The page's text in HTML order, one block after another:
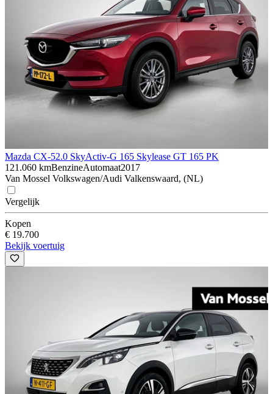
Mazda CX-52.0 SkyActiv-G 165 Skylease GT 165 PK
121.060 kmBenzineAutomaat2017
Van Mossel Volkswagen/Audi Valkenswaard, (NL)
Vergelijk
Kopen
€ 19.700
Bekijk voertuig